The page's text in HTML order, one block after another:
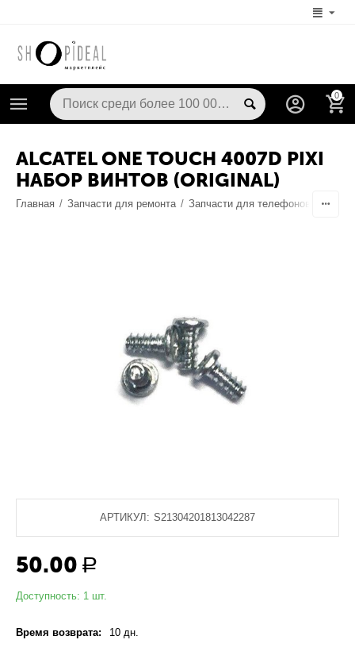
0
ALCATEL ONE TOUCH 4007D PIXI
НАБОР ВИНТОВ (ORIGINAL)
Главная / Запчасти для ремонта / Запчасти для телефонов
АРТИКУЛ: S21304201813042287
50.00 Р
Доступность: 1 шт.
Время возврата: 10 дн.